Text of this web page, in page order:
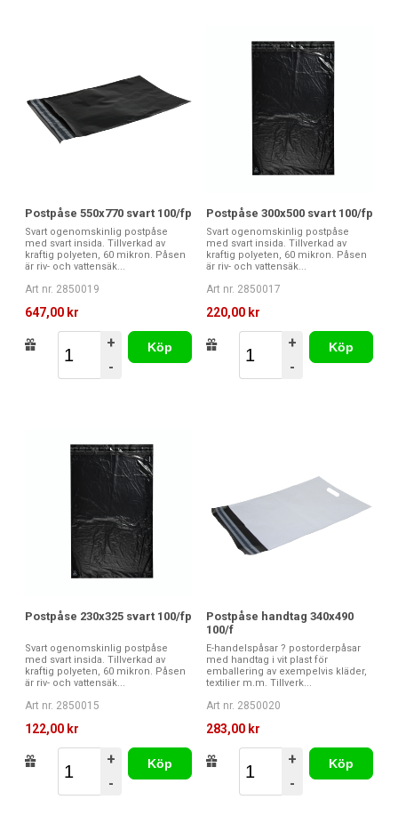
Postpåse 550x770 svart 100/fp
Svart ogenomskinlig postpåse
med svart insida. Tillverkad av
kraftig polyeten, 60 mikron. Påsen
är riv- och vattensäk...
Art nr. 2850019
647,00 kr
+
-
Köp
Postpåse 300x500 svart 100/fp
Svart ogenomskinlig postpåse
med svart insida. Tillverkad av
kraftig polyeten, 60 mikron. Påsen
är riv- och vattensäk...
Art nr. 2850017
220,00 kr
+
-
Köp
Postpåse 230x325 svart 100/fp
Svart ogenomskinlig postpåse
med svart insida. Tillverkad av
kraftig polyeten, 60 mikron. Påsen
är riv- och vattensäk...
Art nr. 2850015
122,00 kr
+
-
Köp
Postpåse handtag 340x490
100/f
E-handelspåsar ? postorderpåsar
med handtag i vit plast för
emballering av exempelvis kläder,
textilier m.m. Tillverk...
Art nr. 2850020
283,00 kr
+
-
Köp